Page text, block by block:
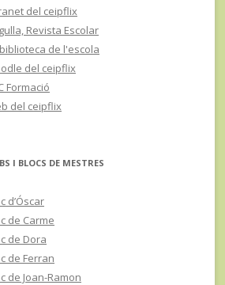
del ceipflix
Revista Escolar
de l'escola
del ceipflix
Formació
del ceipflix
I BLOCS DE MESTRES
d’Óscar
de Carme
de Dora
de Ferran
de Joan-Ramon